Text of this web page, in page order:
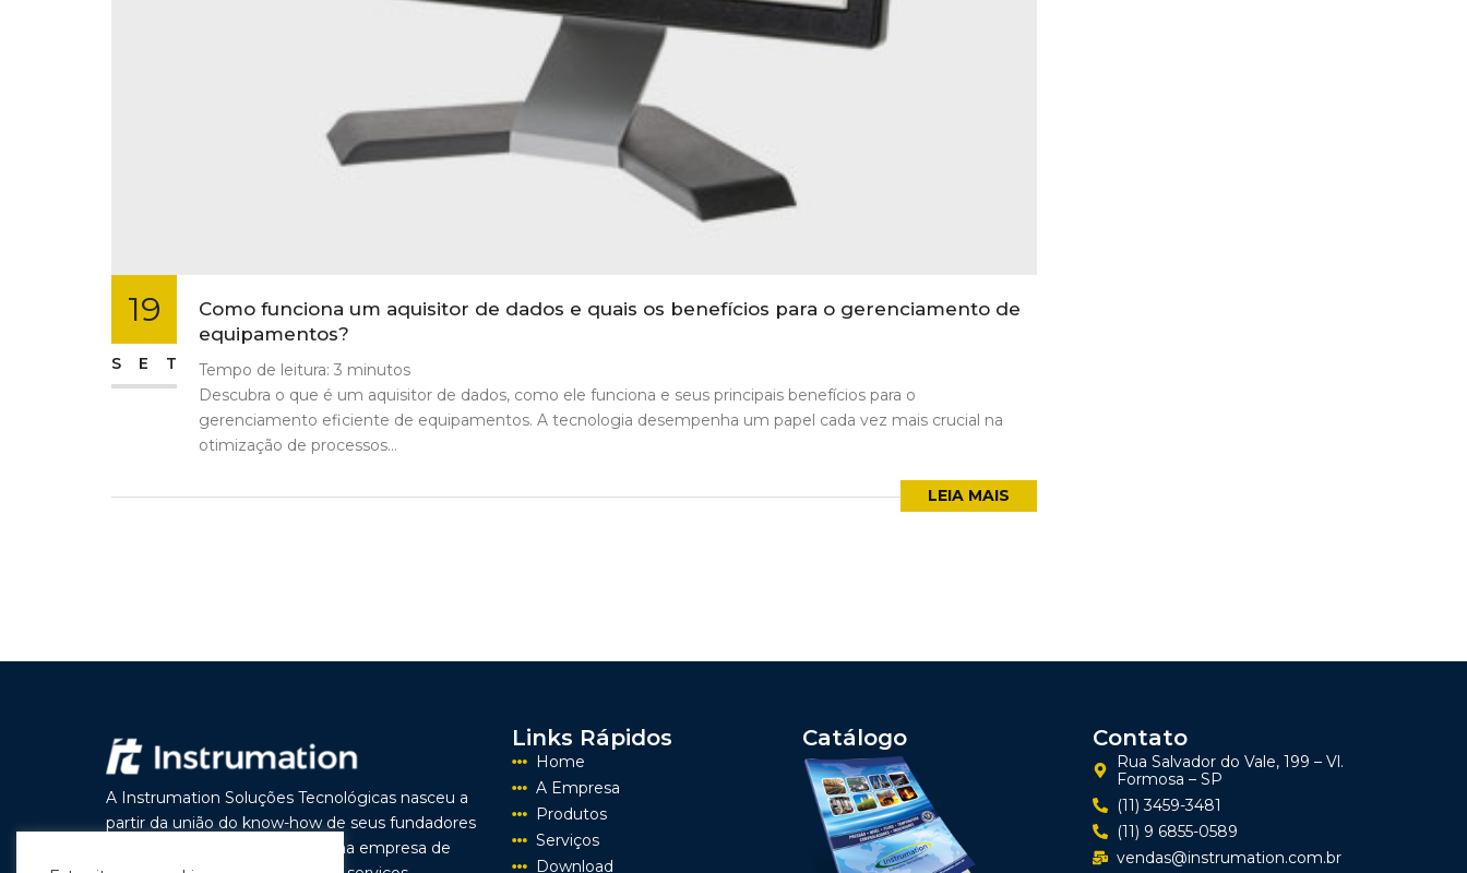
19
SET
Como funciona um aquisitor de dados e quais os benefícios para o gerenciamento de
equipamentos?
Tempo de leitura: 3 minutos
Descubra o que é um aquisitor de dados, como ele funciona e seus principais benefícios para o
gerenciamento eficiente de equipamentos. A tecnologia desempenha um papel cada vez mais crucial na
otimização de processos...
LEIA MAIS
A Instrumation Soluções Tecnológicas nasceu a
partir da união do know-how de seus fundadores
com o objetivo de construir uma empresa de
Links Rápidos
Home
A Empresa
Produtos
Serviços
Download
Catálogo Contato
Rua Salvador do Vale, 199 – Vl.
Formosa – SP
(11) 3459-3481
(11) 9 6855-0589
vendas@instrumation.com.br